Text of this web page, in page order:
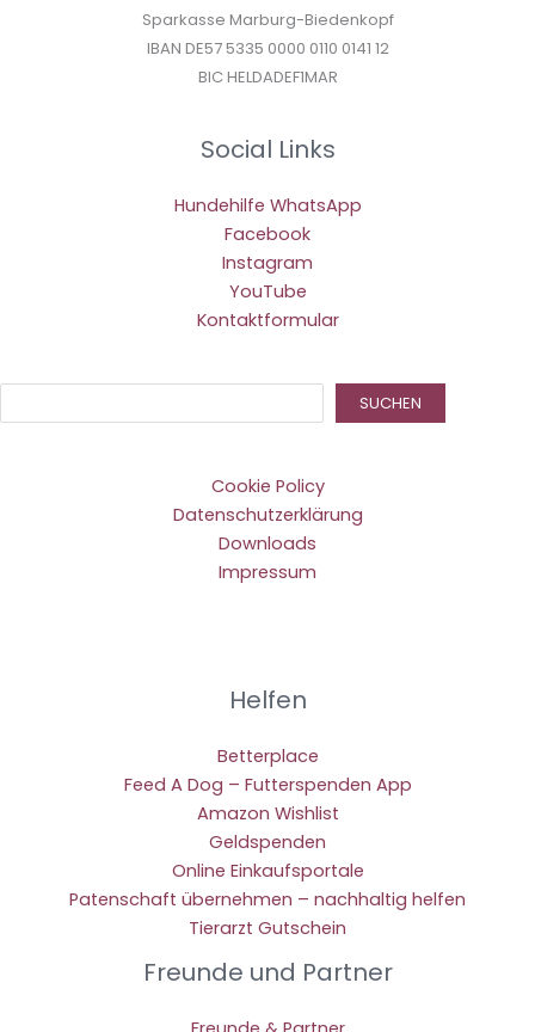
Sparkasse Marburg-Biedenkopf
IBAN DE57 5335 0000 0110 0141 12
BIC HELDADEF1MAR
Social Links
Hundehilfe WhatsApp
Facebook
Instagram
YouTube
Kontaktformular
SUCHEN
Cookie Policy
Datenschutzerklärung
Downloads
Impressum
Helfen
Betterplace
Feed A Dog – Futterspenden App
Amazon Wishlist
Geldspenden
Online Einkaufsportale
Patenschaft übernehmen – nachhaltig helfen
Tierarzt Gutschein
Freunde und Partner